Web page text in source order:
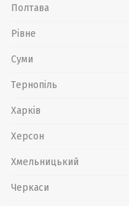
Полтава
Рівне
Суми
Тернопіль
Харків
Херсон
Хмельницький
Черкаси